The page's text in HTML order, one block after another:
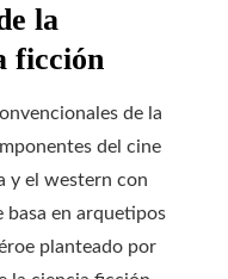
la
ficción
de la
del cine
y el western con
basa en arquetipos
planteado por